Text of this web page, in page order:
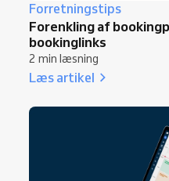
Forretningstips
Forenkling af
bookinglinks
2 min læsning
Læs artikel